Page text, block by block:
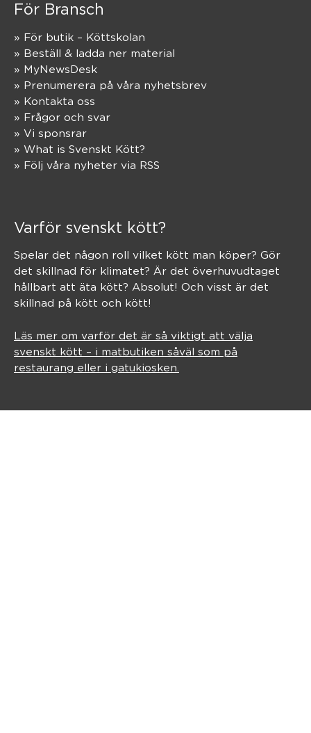
För Bransch
» För butik – Köttskolan
» Beställ & ladda ner material
» MyNewsDesk
» Prenumerera på våra nyhetsbrev
» Kontakta oss
» Frågor och svar
» Vi sponsrar
» What is Svenskt Kött?
» Följ våra nyheter via RSS
Varför svenskt kött?
Spelar det någon roll vilket kött man köper? Gör
det skillnad för klimatet? Är det överhuvudtaget
hållbart att äta kött? Absolut! Och visst är det
skillnad på kött och kött!
Läs mer om varför det är så viktigt att välja
svenskt kött – i matbutiken såväl som på
restaurang eller i gatukiosken.